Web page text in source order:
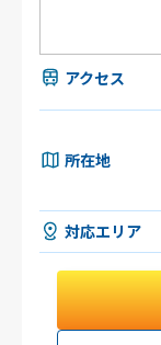
アクセス
所在地
対応エリア